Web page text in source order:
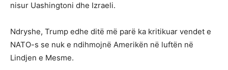
nisur Uashingtoni dhe Izraeli.
Ndryshe, Trump edhe ditë më parë ka kritikuar vendet e
NATO-s se nuk e ndihmojnë Amerikën në luftën në
Lindjen e Mesme.